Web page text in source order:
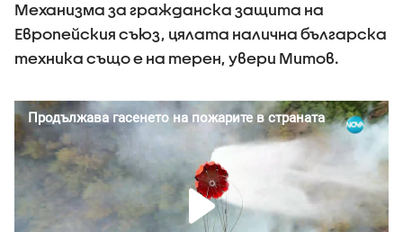
Механизма за гражданска защита на
Европейския съюз, цялата налична българска
техника също е на терен, увери Митов.